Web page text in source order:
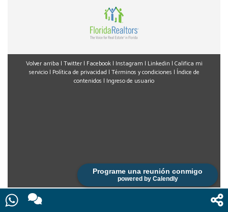
Programe una reunión conmigo
powered by Calendly
Volver arriba | Twitter| Facebook| Instagram | Linkedin | Califica mi
servicio| Política de privacidad | Términos y condiciones | Índice de
contenidos | Ingreso de usuario